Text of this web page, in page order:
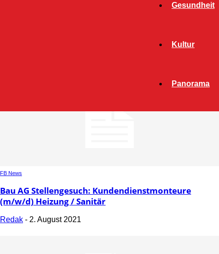
Gesundheit
Kultur
Panorama
FB News
Bau AG Stellengesuch: Kundendienstmonteure
(m/w/d) Heizung / Sanitär
Redak - 2. August 2021